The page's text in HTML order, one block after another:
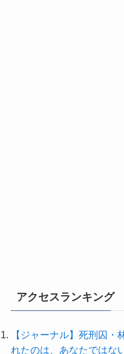
アクセスランキング
【ジャーナル】死刑囚・
れたのは、あなたではな